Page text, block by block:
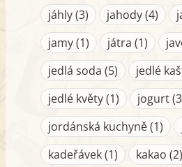
jáhly (3)
jahody (4)
jamy (1)
játra (1)
jedlá soda (5)
jedlé
jedlé květy (1)
jogurt
jordánská kuchyně (1)
kadeřávek (1)
kakao (2)